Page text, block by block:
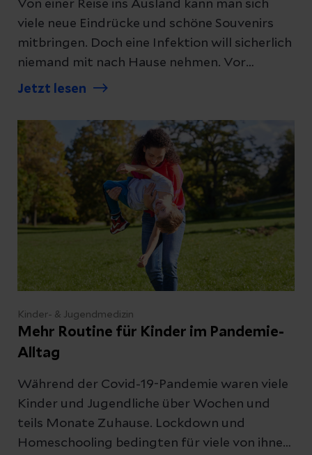
Von einer Reise ins Ausland kann man sich
viele neue Eindrücke und schöne Souvenirs
mitbringen. Doch eine Infektion will sicherlich
niemand mit nach Hause nehmen. Vor
welchen Krankheiten können oder sollten Sie
Jetzt lesen
Kinder- & Jugendmedizin
Mehr Routine für Kinder im Pandemie-
Alltag
Während der Covid-19-Pandemie waren viele
Kinder und Jugendliche über Wochen und
teils Monate Zuhause. Lockdown und
Homeschooling bedingten für viele von ihnen